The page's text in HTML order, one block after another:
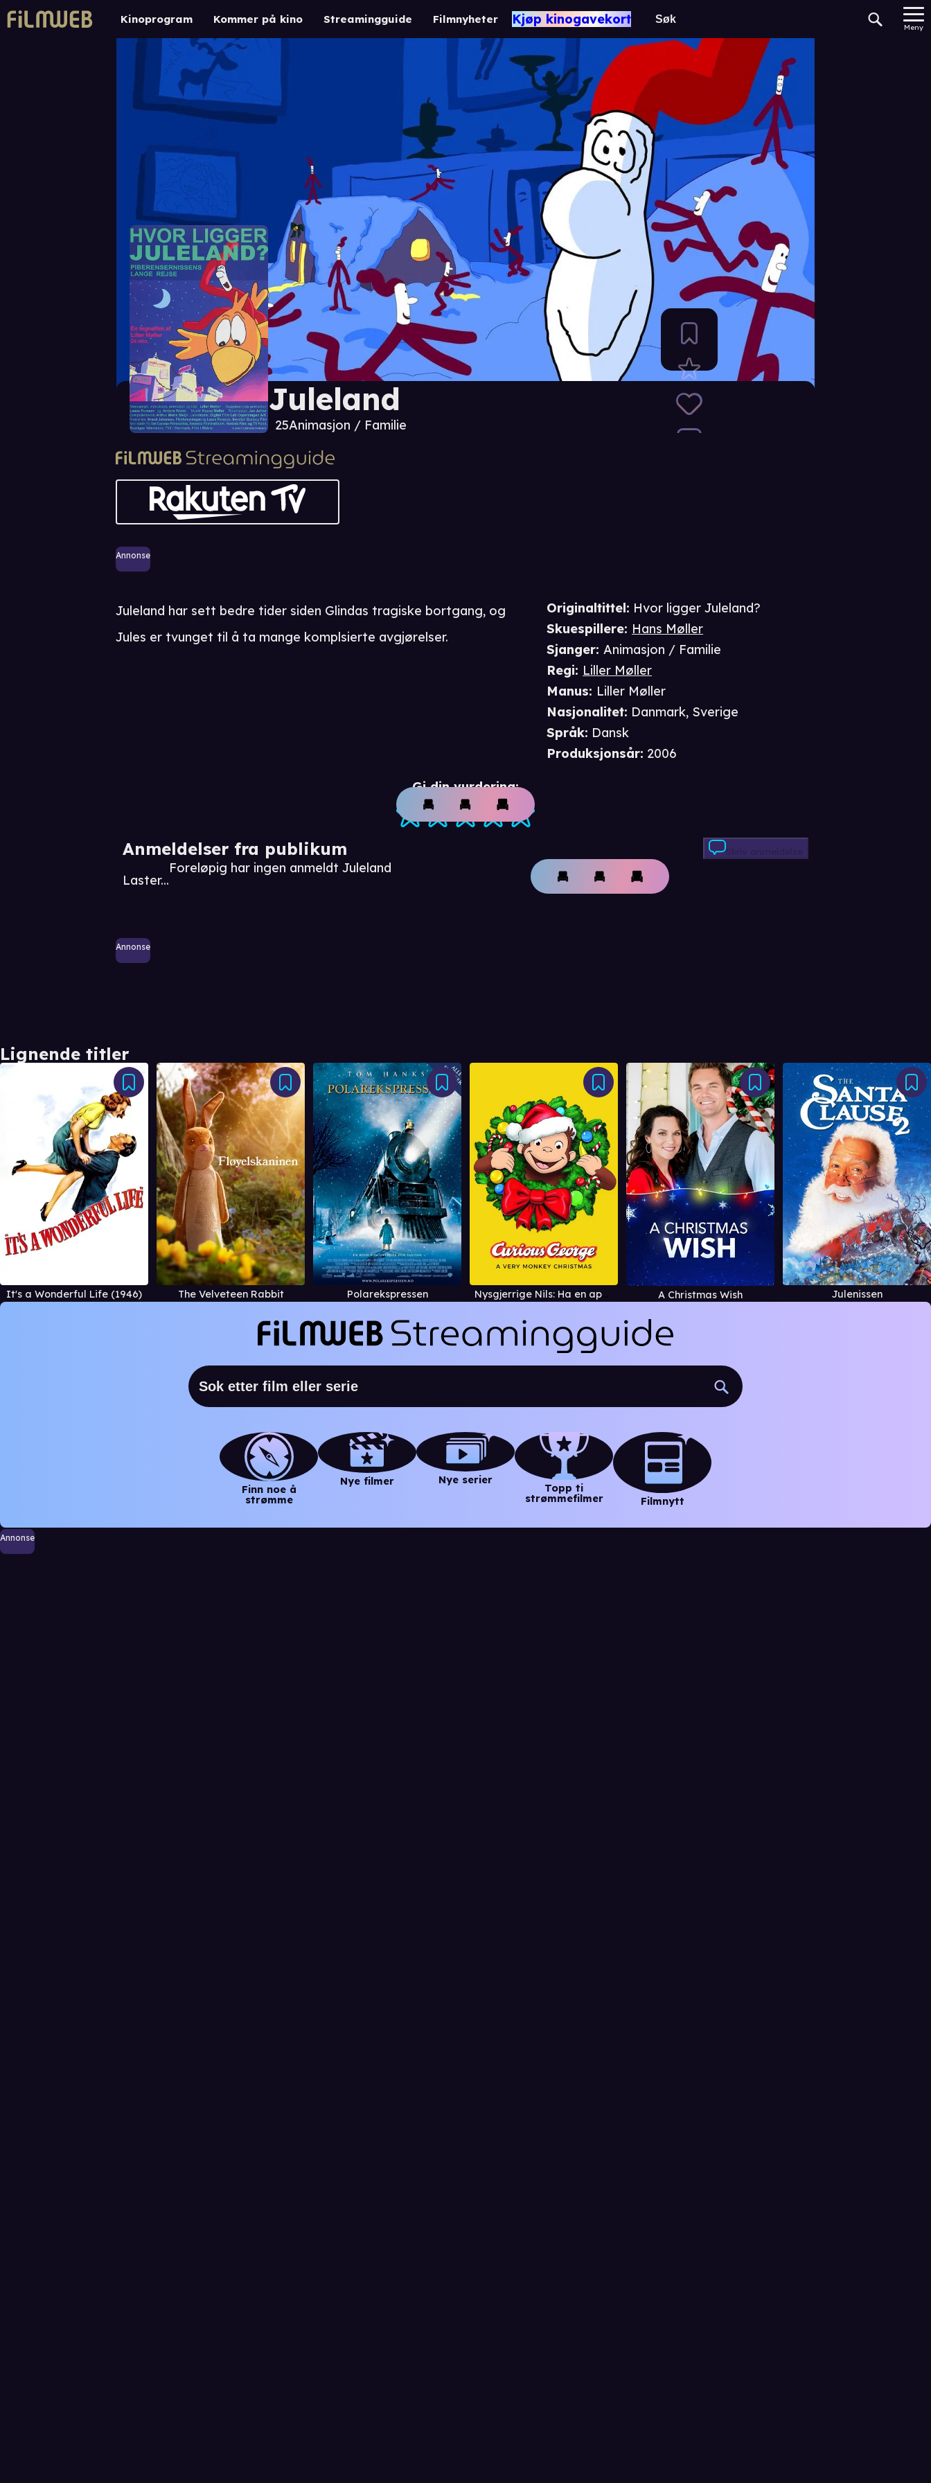
Kinoprogram Kommer på kino Streamingguide Filmnyheter Kjøp kinogavekort
Meny
Juleland
25Animasjon / Familie
Annonse
Gi din vurdering:
Anmeldelser fra publikum
Laster...
Foreløpig har ingen anmeldt Juleland
Skriv anmeldelse
Annonse
Originaltittel: Hvor ligger Juleland?
Skuespillere: Hans Møller
Sjanger:Animasjon / Familie
Regi: Liller Møller
Manus: Liller Møller
Nasjonalitet: Danmark, Sverige
Språk: Dansk
Produksjonsår: 2006
Juleland har sett bedre tider siden Glindas tragiske bortgang, og
Jules er tvunget til å ta mange komplsierte avgjørelser.
Lignende titler
It's a Wonderful Life (1946) The Velveteen Rabbit Polarekspressen Nysgjerrige Nils: Ha en apekul jul A Christmas Wish Julenissen
Finn noe å
strømme
Nye filmer Nye serier
Topp ti
strømmefilmer
Filmnytt
Annonse